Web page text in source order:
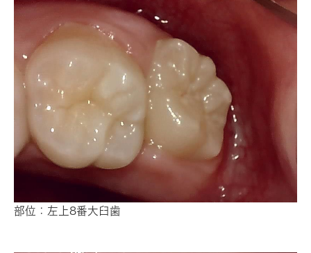
部位：左上8番大臼歯